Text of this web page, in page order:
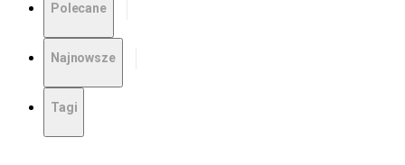
Polecane
Najnowsze
Tagi